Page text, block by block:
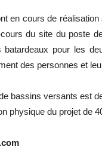
en cours de
du site du poste
pour les
des personnes et
bassins versants est
physique du projet de